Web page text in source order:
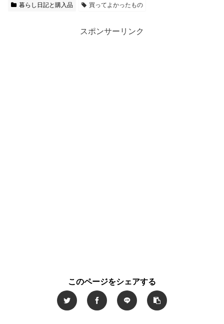
暮らし日記と購入品 買ってよかったもの
スポンサーリンク
このページをシェアする